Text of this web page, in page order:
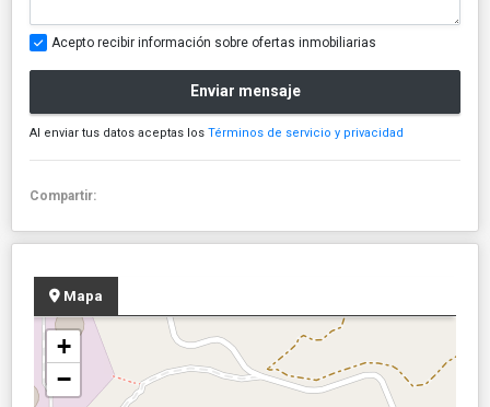
Acepto recibir información sobre ofertas inmobiliarias
Enviar mensaje
Al enviar tus datos aceptas los Términos de servicio y privacidad
Compartir:
Mapa
+
−